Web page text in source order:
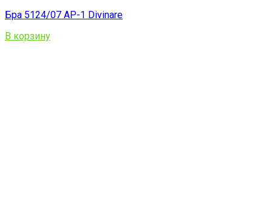
Бра 5124/07 AP-1 Divinare
В корзину